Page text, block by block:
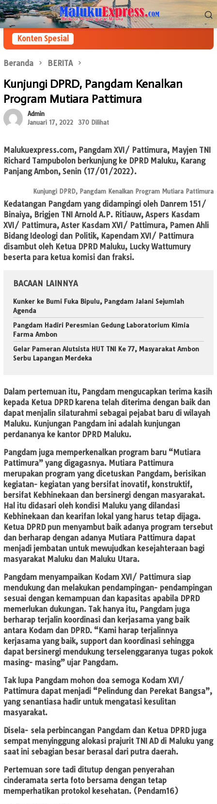
Loncat
ke
konten
Menu
Mobile
Konten Spesial
Beranda BERITA
Kunjungi DPRD, Pangdam Kenalkan
Program Mutiara Pattimura
Admin
Januari 17, 2022
370 Dilihat
Malukuexpress.com, Pangdam XVI/ Pattimura, Mayjen TNI
Richard Tampubolon berkunjung ke DPRD Maluku, Karang
Panjang Ambon, Senin (17/01/2022).
Kunjungi DPRD, Pangdam Kenalkan Program Mutiara Pattimura
Kedatangan Pangdam yang didampingi oleh Danrem 151/
Binaiya, Brigjen TNI Arnold A.P. Ritiauw, Aspers Kasdam
XVI/ Pattimura, Aster Kasdam XVI/ Pattimura, Pamen Ahli
Bidang Ideologi dan Politik, Kapendam XVI/ Pattimura
disambut oleh Ketua DPRD Maluku, Lucky Wattumury
beserta para ketua komisi dan fraksi.
BACAAN LAINNYA
Kunker ke Bumi Fuka Bipulu, Pangdam Jalani Sejumlah
Agenda
Pangdam Hadiri Peresmian Gedung Laboratorium Kimia
Farma Ambon
Gelar Pameran Alutsista HUT TNI Ke 77, Masyarakat Ambon
Serbu Lapangan Merdeka
Dalam pertemuan itu, Pangdam mengucapkan terima kasih
kepada Ketua DPRD karena telah diterima dengan baik dan
dapat menjalin silaturahmi sebagai pejabat baru di wilayah
Maluku. Kunjungan Pangdam ini adalah kunjungan
perdananya ke kantor DPRD Maluku.
Pangdam juga memperkenalkan program baru “Mutiara
Pattimura” yang digagasnya. Mutiara Pattimura
merupakan program yang dicetuskan Pangdam, berisikan
kegiatan- kegiatan yang bersifat inovatif, konstruktif,
bersifat Kebhinekaan dan bersinergi dengan masyarakat.
Hal itu didasari oleh kondisi Maluku yang dilandasi
Kebhinekaan dan kearifan lokal yang harus tetap dijaga.
Ketua DPRD pun menyambut baik adanya program tersebut
dan berharap dengan adanya Mutiara Pattimura dapat
menjadi jembatan untuk mewujudkan kesejahteraan bagi
masyarakat Maluku dan Maluku Utara.
Pangdam menyampaikan Kodam XVI/ Pattimura siap
mendukung dan melakukan pendampingan- pendampingan
sesuai dengan kemampuan dan kapasitas apabila DPRD
memerlukan dukungan. Tak hanya itu, Pangdam juga
berharap terjalin koordinasi dan kerjasama yang baik
antara Kodam dan DPRD. “Kami harap terjalinnya
kerjasama yang baik, support dan koordinasi sehingga
dapat bersinergi mendukung terselenggaranya tugas pokok
masing- masing” ujar Pangdam.
Tak lupa Pangdam mohon doa semoga Kodam XVI/
Pattimura dapat menjadi “Pelindung dan Perekat Bangsa”,
yang senantiasa hadir untuk mengatasi kesulitan
masyarakat.
Disela- sela perbincangan Pangdam dan Ketua DPRD juga
sempat menyinggung alokasi prajurit TNI AD di Maluku yang
saat ini sebagian besar berasal dari putra daerah.
Pertemuan sore tadi ditutup dengan penyerahan
cinderamata serta foto bersama dengan tetap
memperhatikan protokol kesehatan. (Pendam16)